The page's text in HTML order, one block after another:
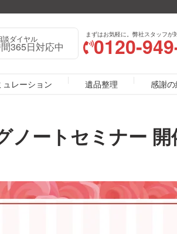
談ダイヤル
365日対応中
まずはお気軽に。弊社スタッフが
0120-
ュレーション 遺品整理 感謝
ノートセミナー 開